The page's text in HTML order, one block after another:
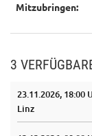
Mitzubringen:
3
23.11.2026, 18:00
Linz